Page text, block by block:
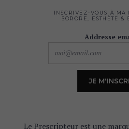
INSCRIVEZ-VOUS À MA
SORORE, ESTHÈTE &
Addresse
Le Prescripteur est une